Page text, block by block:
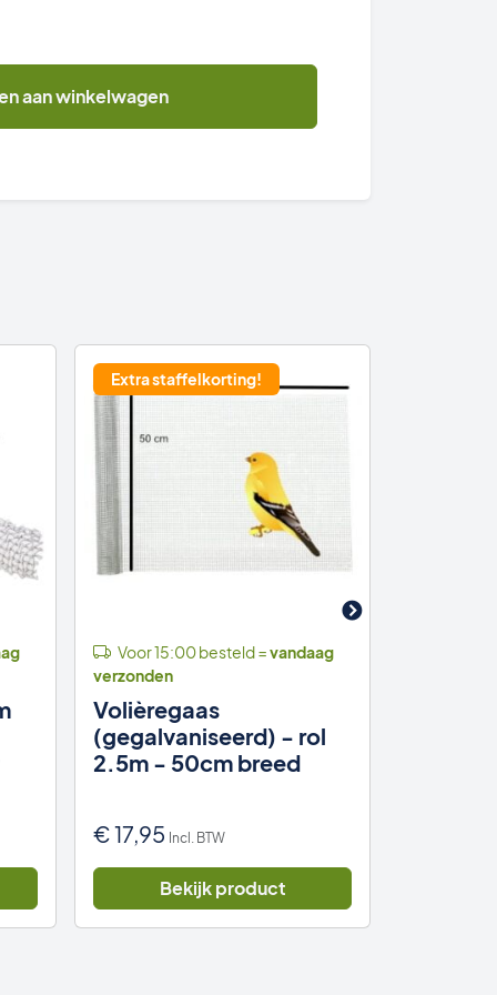
aan winkelwagen
Extra staffelkorting!
Voor 15:00 besteld =vandaag
verzonden
Volièregaas
(gegalvaniseerd) - rol
2.5m - 50cm breed
€17,95 Incl. BTW
Bekijk product